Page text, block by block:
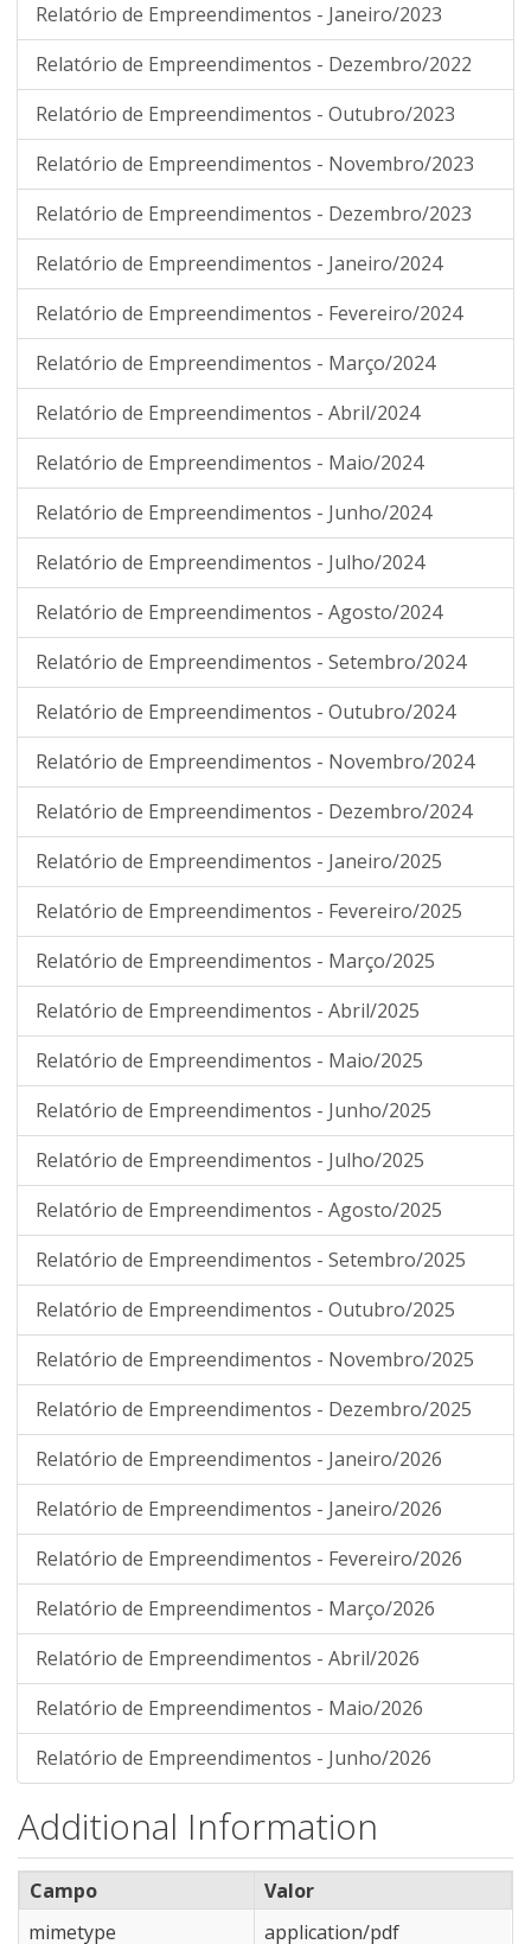
Relatório de Empreendimentos - Janeiro/2023
Relatório de Empreendimentos - Dezembro/2022
Relatório de Empreendimentos - Outubro/2023
Relatório de Empreendimentos - Novembro/2023
Relatório de Empreendimentos - Dezembro/2023
Relatório de Empreendimentos - Janeiro/2024
Relatório de Empreendimentos - Fevereiro/2024
Relatório de Empreendimentos - Março/2024
Relatório de Empreendimentos - Abril/2024
Relatório de Empreendimentos - Maio/2024
Relatório de Empreendimentos - Junho/2024
Relatório de Empreendimentos - Julho/2024
Relatório de Empreendimentos - Agosto/2024
Relatório de Empreendimentos - Setembro/2024
Relatório de Empreendimentos - Outubro/2024
Relatório de Empreendimentos - Novembro/2024
Relatório de Empreendimentos - Dezembro/2024
Relatório de Empreendimentos - Janeiro/2025
Relatório de Empreendimentos - Fevereiro/2025
Relatório de Empreendimentos - Março/2025
Relatório de Empreendimentos - Abril/2025
Relatório de Empreendimentos - Maio/2025
Relatório de Empreendimentos - Junho/2025
Relatório de Empreendimentos - Julho/2025
Relatório de Empreendimentos - Agosto/2025
Relatório de Empreendimentos - Setembro/2025
Relatório de Empreendimentos - Outubro/2025
Relatório de Empreendimentos - Novembro/2025
Relatório de Empreendimentos - Dezembro/2025
Relatório de Empreendimentos - Janeiro/2026
Relatório de Empreendimentos - Janeiro/2026
Relatório de Empreendimentos - Fevereiro/2026
Relatório de Empreendimentos - Março/2026
Relatório de Empreendimentos - Abril/2026
Relatório de Empreendimentos - Maio/2026
Relatório de Empreendimentos - Junho/2026
Additional Information
Campo
Valor
mimetype
application/pdf